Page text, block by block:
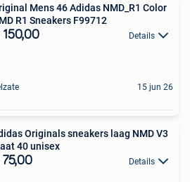
Mens 46 Adidas NMD_R1 Color
R1 Sneakers F99712
Details
15 jun 26
Originals sneakers laag NMD V3
40 unisex
Details